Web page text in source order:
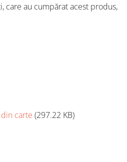
care au cumpărat acest produs,
carte (297.22 KB)